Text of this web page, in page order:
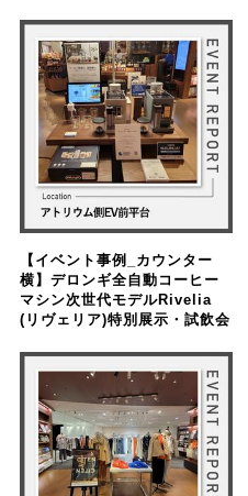
【イベント事例_カウンター
横】デロンギ全自動コーヒー
マシン次世代モデルRivelia
(リヴェリア)特別展示・試飲会